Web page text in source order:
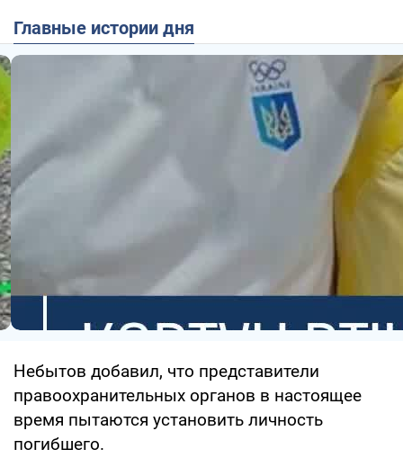
Главные истории дня
Небытов добавил, что представители
правоохранительных органов в настоящее
время пытаются установить личность
погибшего.